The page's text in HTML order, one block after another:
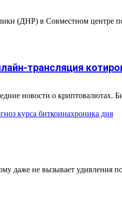
(ДНР) в Совместном
трансляция
новости о
курса биткоинахроника дня
даже не вызывает удивления